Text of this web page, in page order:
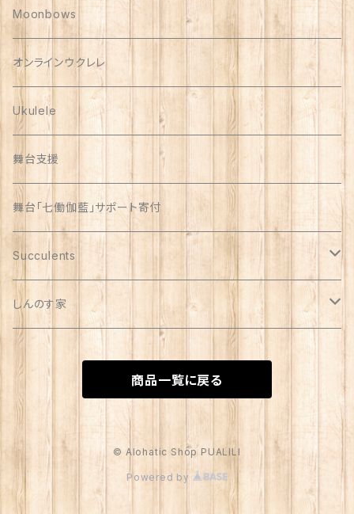
Polish Pottery
Vera Bradley
Moonbows
オンラインウクレレ
Ukulele
舞台支援
舞台「七働伽藍」サポート寄付
Succulents
リメイク缶
自家製苗
苗
しんのす家
special
商品一覧に戻る
© Alohatic Shop PUALILI
Powered by